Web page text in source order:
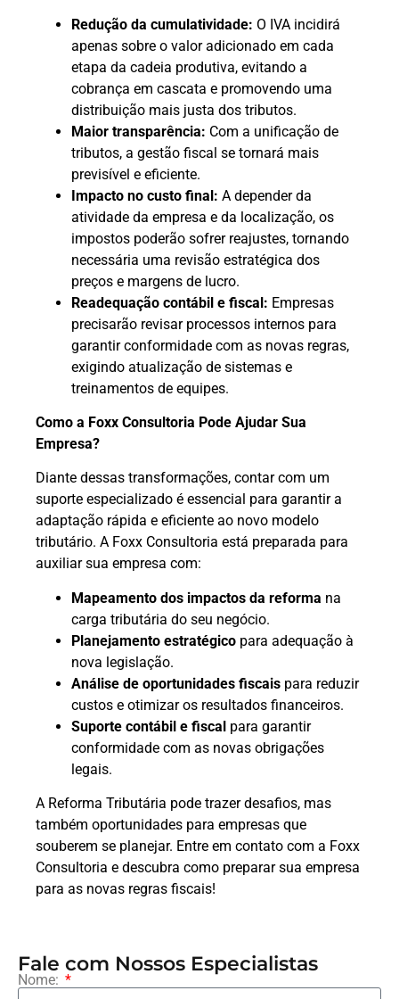
Redução da cumulatividade: O IVA incidirá
apenas sobre o valor adicionado em cada
etapa da cadeia produtiva, evitando a
cobrança em cascata e promovendo uma
distribuição mais justa dos tributos.
Maior transparência: Com a unificação de
tributos, a gestão fiscal se tornará mais
previsível e eficiente.
Impacto no custo final: A depender da
atividade da empresa e da localização, os
impostos poderão sofrer reajustes, tornando
necessária uma revisão estratégica dos
preços e margens de lucro.
Readequação contábil e fiscal: Empresas
precisarão revisar processos internos para
garantir conformidade com as novas regras,
exigindo atualização de sistemas e
treinamentos de equipes.
Como a Foxx Consultoria Pode Ajudar Sua
Empresa?
Diante dessas transformações, contar com um
suporte especializado é essencial para garantir a
adaptação rápida e eficiente ao novo modelo
tributário. A Foxx Consultoria está preparada para
auxiliar sua empresa com:
Mapeamento dos impactos da reforma na
carga tributária do seu negócio.
Planejamento estratégico para adequação à
nova legislação.
Análise de oportunidades fiscais para reduzir
custos e otimizar os resultados financeiros.
Suporte contábil e fiscal para garantir
conformidade com as novas obrigações
legais.
A Reforma Tributária pode trazer desafios, mas
também oportunidades para empresas que
souberem se planejar. Entre em contato com a Foxx
Consultoria e descubra como preparar sua empresa
para as novas regras fiscais!
Fale com Nossos Especialistas
Nome: